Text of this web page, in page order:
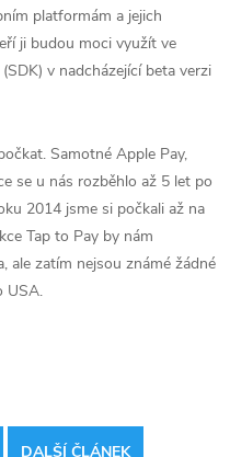
platformám a jejich
ji budou moci využít ve
v nadcházející beta verzi
Samotné Apple Pay,
se u nás rozběhlo až 5 let po
2014 jsme si počkali až na
Tap to Pay by nám
ale zatím nejsou známé žádné
USA.
DALŠÍ ČLÁNEK